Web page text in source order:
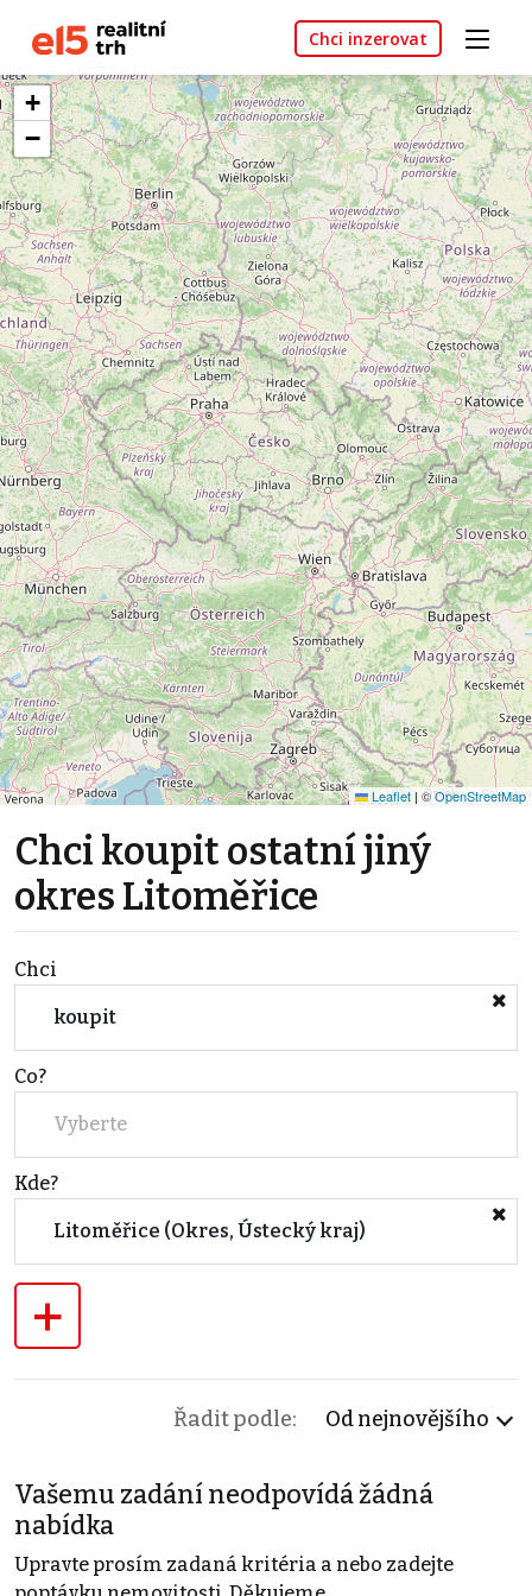
Chci inzerovat
+
−
Leaflet | ©OpenStreetMap
Chci koupit ostatní jiný
okres Litoměřice
Chci
koupit
Co?
Vyberte
Kde?
Litoměřice (Okres, Ústecký kraj)
+
Řadit podle: Od nejnovějšího
Vašemu zadání neodpovídá žádná
nabídka
Upravte prosím zadaná kritéria a nebo zadejte